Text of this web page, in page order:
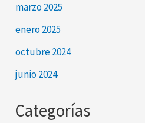
marzo 2025
enero 2025
octubre 2024
junio 2024
Categorías